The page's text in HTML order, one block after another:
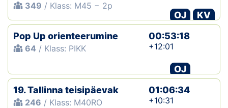
349 / Klass: M45 − 2p
OJ
KV
Pop Up orienteerumine
64 / Klass: PIKK
00:53:18
+12:01
OJ
19. Tallinna teisipäevak
246 / Klass: M40RO
01:06:34
+10:31